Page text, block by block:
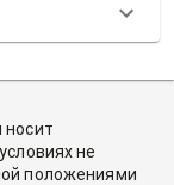
носит
не
положениями